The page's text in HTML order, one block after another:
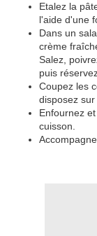
Etalez la
l'aide d'une
Dans un
crème
Salez,
puis
Coupez les
disposez sur
Enfournez
cuisson.